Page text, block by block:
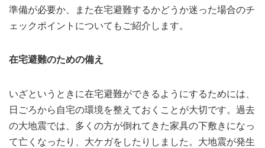
準備が必要か、また在宅避難するかどうか迷った場合のチ
ェックポイントについてもご紹介します。
在宅避難のための備え
いざというときに在宅避難ができるようにするためには、
日ごろから自宅の環境を整えておくことが大切です。過去
の大地震では、多くの方が倒れてきた家具の下敷きになっ
て亡くなったり、大ケガをしたりしました。大地震が発生